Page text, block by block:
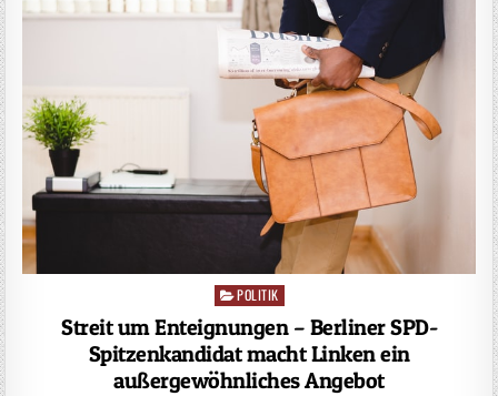
Posted
POLITIK
Streit um Enteignungen – Berliner SPD-
Spitzenkandidat macht Linken ein
außergewöhnliches Angebot